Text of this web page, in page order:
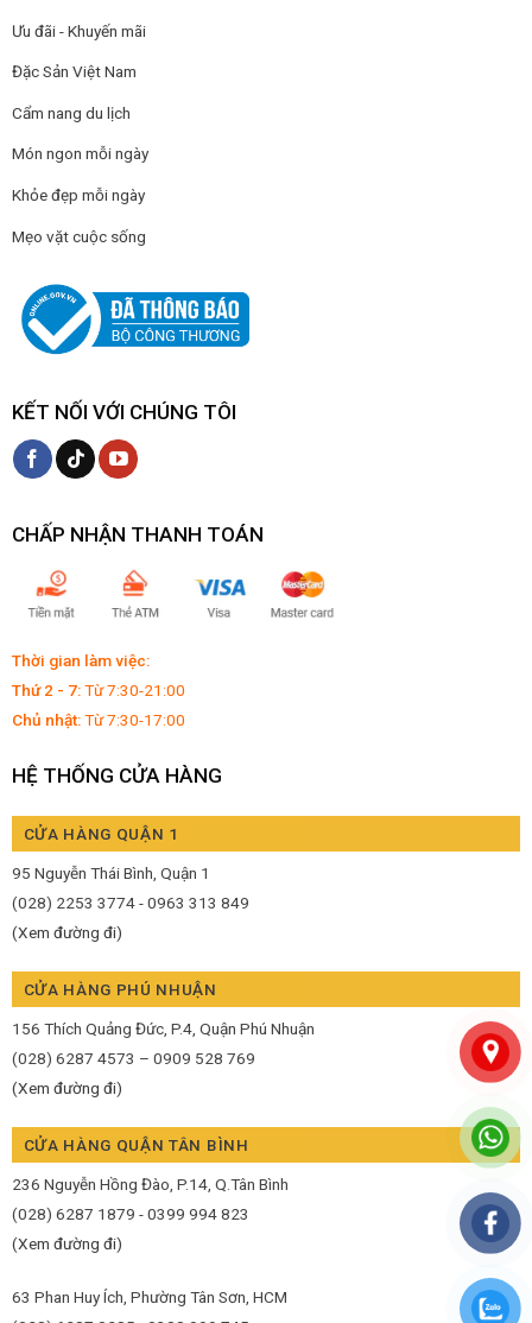
Ưu đãi - Khuyến mãi
Đặc Sản Việt Nam
Cẩm nang du lịch
Món ngon mỗi ngày
Khỏe đẹp mỗi ngày
Mẹo vặt cuộc sống
KẾT NỐI VỚI CHÚNG TÔI
CHẤP NHẬN THANH TOÁN
Thời gian làm việc:
Thứ 2 - 7:Từ 7:30-21:00
Chủ nhật:Từ 7:30-17:00
HỆ THỐNG CỬA HÀNG
CỬA HÀNG QUẬN 1
95 Nguyễn Thái Bình, Quận 1
(028) 2253 3774 - 0963 313 849
(Xem đường đi)
CỬA HÀNG PHÚ NHUẬN
156 Thích Quảng Đức, P.4, Quận Phú Nhuận
(028) 6287 4573 – 0909 528 769
(Xem đường đi)
CỬA HÀNG QUẬN TÂN BÌNH
236 Nguyễn Hồng Đào, P.14, Q.Tân Bình
(028) 6287 1879 - 0399 994 823
(Xem đường đi)
63 Phan Huy Ích, Phường Tân Sơn, HCM